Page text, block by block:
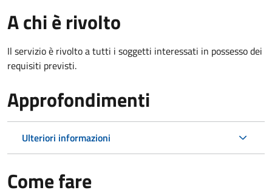
A chi è rivolto
Il servizio è rivolto a tutti i soggetti interessati in possesso dei
requisiti previsti.
Approfondimenti
Ulteriori informazioni
Come fare